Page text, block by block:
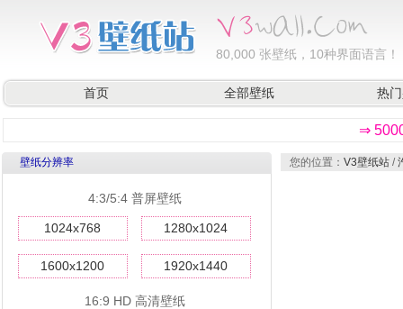
80,000 张壁纸，10种界面语言！
首页 全部壁纸 热
⇒
壁纸分辨率
4:3/5:4 普屏壁纸
1024x768 1280x1024
1600x1200 1920x1440
16:9 HD 高清壁纸
您的位置： V3壁纸站 /